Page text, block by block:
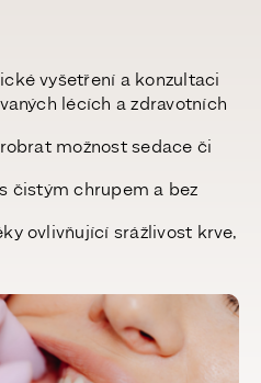
vyšetření a konzultaci
lécích a zdravotních
možnost sedace či
čistým chrupem a bez
ovlivňující srážlivost krve,